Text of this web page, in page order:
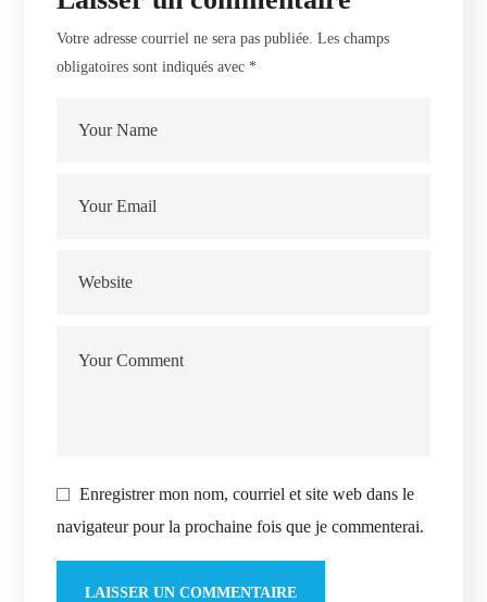
Votre adresse courriel ne sera pas publiée. Les champs
obligatoires sont indiqués avec *
Enregistrer mon nom, courriel et site web dans le
navigateur pour la prochaine fois que je commenterai.